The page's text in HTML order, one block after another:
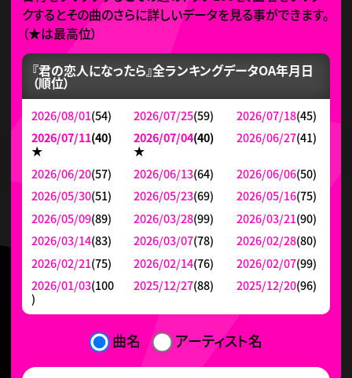
クするとその曲のさらに詳しいデータを見る事ができます。
（★は最高位）
『君の恋人になったら』全ランキングデータOA年月日
（順位）
2026/08/01(54) 2026/07/25(59) 2026/07/18(45)
2026/07/11(40)
★
2026/07/04(40)
★
2026/06/27(41)
2026/06/20(57) 2026/06/13(64) 2026/06/06(50)
2026/05/30(51) 2026/05/23(69) 2026/05/16(75)
2026/05/09(89) 2026/03/28(99) 2026/03/21(90)
2026/03/14(83) 2026/03/07(78) 2026/02/28(80)
2026/02/21(75) 2026/02/14(76) 2026/02/07(99)
2026/01/03(100
)
2025/12/27(88) 2025/12/20(96)
曲名 アーティスト名